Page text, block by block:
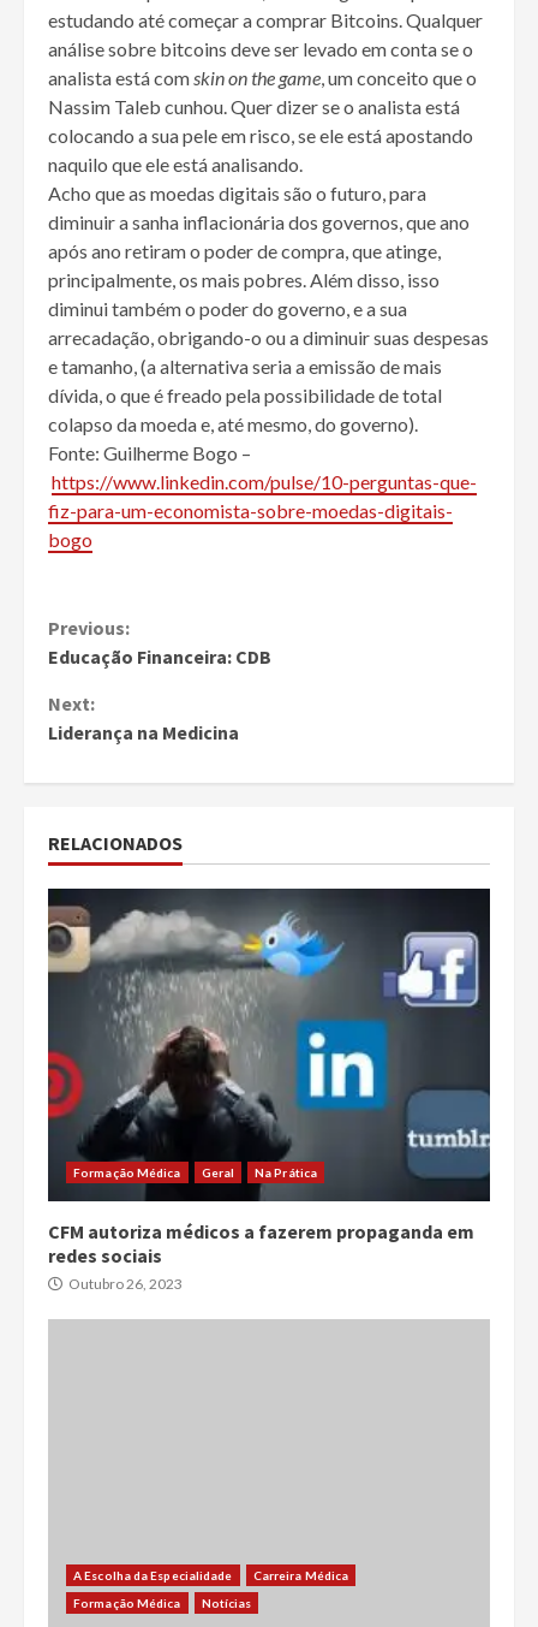
estudando até começar a comprar Bitcoins. Qualquer
análise sobre bitcoins deve ser levado em conta se o
analista está comskin on the game, um conceito que o
Nassim Taleb cunhou. Quer dizer se o analista está
colocando a sua pele em risco, se ele está apostando
naquilo que ele está analisando.
Acho que as moedas digitais são o futuro, para
diminuir a sanha inflacionária dos governos, que ano
após ano retiram o poder de compra, que atinge,
principalmente, os mais pobres. Além disso, isso
diminui também o poder do governo, e a sua
arrecadação, obrigando-o ou a diminuir suas despesas
e tamanho, (a alternativa seria a emissão de mais
dívida, o que é freado pela possibilidade de total
colapso da moeda e, até mesmo, do governo).
Fonte: Guilherme Bogo –
https://www.linkedin.com/pulse/10-perguntas-que-
fiz-para-um-economista-sobre-moedas-digitais-
bogo
Continue
Reading
Previous:
Educação Financeira: CDB
Next:
Liderança na Medicina
RELACIONADOS
Formação Médica Geral Na Prática
CFM autoriza médicos a fazerem propaganda em
redes sociais
Outubro 26, 2023
A Escolha da Especialidade
Carreira Médica
Formação Médica
Notícias